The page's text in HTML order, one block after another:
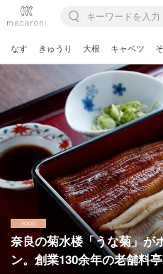
なす きゅうり 大根 キャベツ
奈良の菊水楼「うな菊」が
ン。創業130余年の老舗料